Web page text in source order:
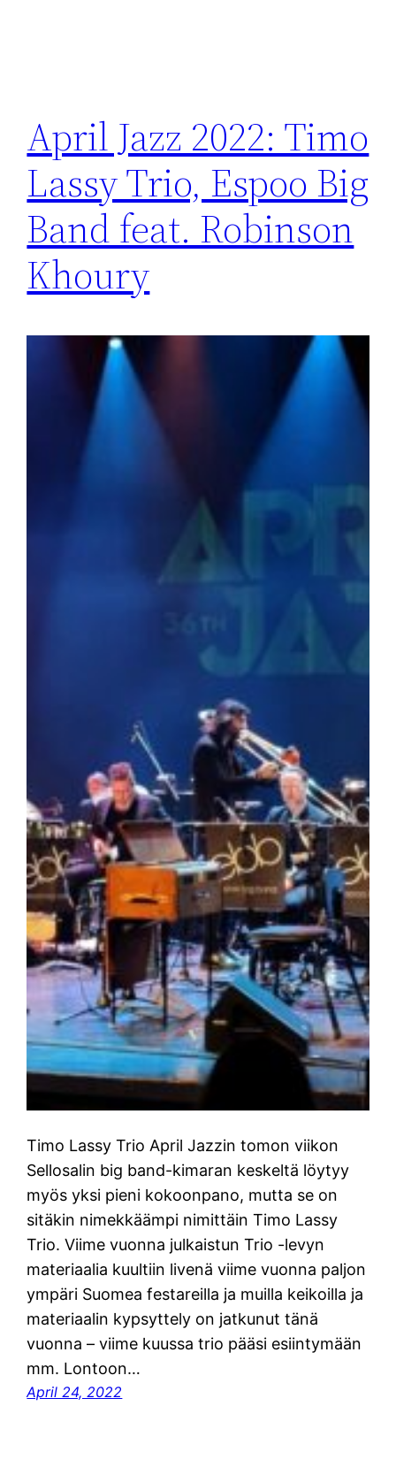
April Jazz 2022: Timo
Lassy Trio, Espoo Big
Band feat. Robinson
Khoury
Timo Lassy Trio April Jazzin tomon viikon
Sellosalin big band-kimaran keskeltä löytyy
myös yksi pieni kokoonpano, mutta se on
sitäkin nimekkäämpi nimittäin Timo Lassy
Trio. Viime vuonna julkaistun Trio -levyn
materiaalia kuultiin livenä viime vuonna paljon
ympäri Suomea festareilla ja muilla keikoilla ja
materiaalin kypsyttely on jatkunut tänä
vuonna – viime kuussa trio pääsi esiintymään
mm. Lontoon…
April 24, 2022